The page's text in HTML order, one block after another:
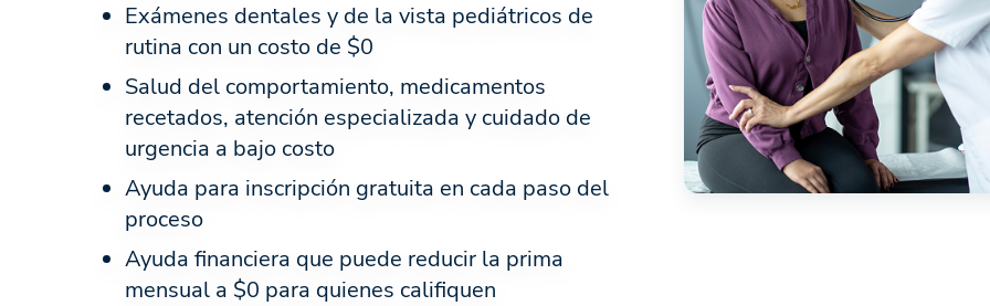
Exámenes dentales y de la vista pediátricos de
rutina con un costo de $0
Salud del comportamiento, medicamentos
recetados, atención especializada y cuidado de
urgencia a bajo costo
Ayuda para inscripción gratuita en cada paso del
proceso
Ayuda financiera que puede reducir la prima
mensual a $0 para quienes califiquen